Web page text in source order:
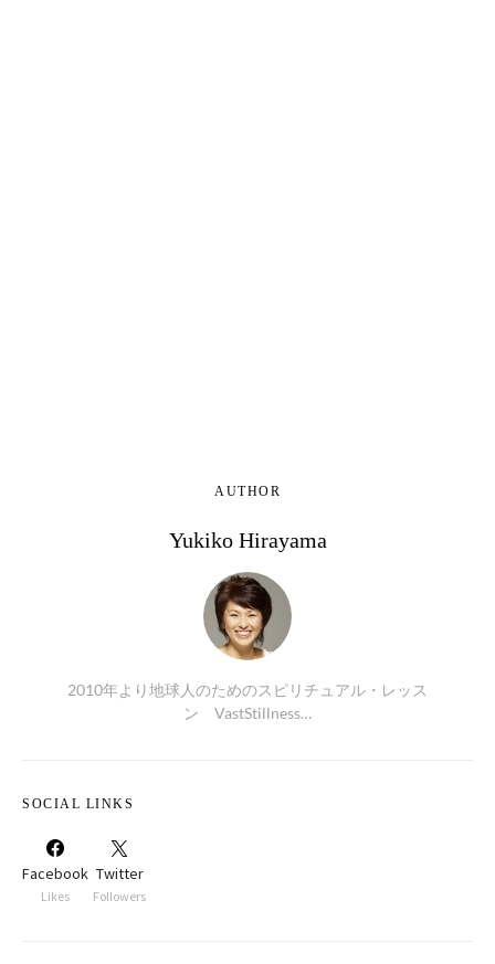
AUTHOR
Yukiko Hirayama
2010年より地球人のためのスピリチュアル・レッス
ン VastStillness…
SOCIAL LINKS
Facebook
Likes
Twitter
Followers